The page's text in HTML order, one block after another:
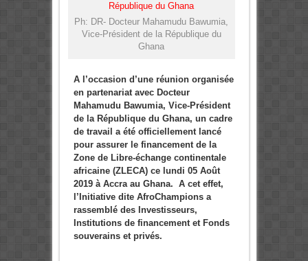
Ph: DR- Docteur Mahamudu Bawumia,
Vice-Président de la République du
Ghana
A l’occasion d’une réunion organisée
en partenariat avec Docteur
Mahamudu Bawumia, Vice-Président
de la République du Ghana, un cadre
de travail a été officiellement lancé
pour assurer le financement de la
Zone de Libre-échange continentale
africaine (ZLECA) ce lundi 05 Août
2019 à Accra au Ghana. A cet effet,
l’Initiative dite AfroChampions a
rassemblé des Investisseurs,
Institutions de financement et Fonds
souverains et privés.